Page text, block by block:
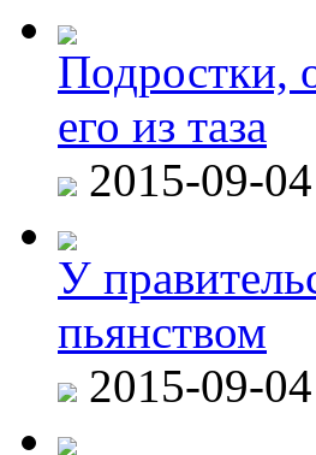
Подростки,
его из таза
2015-09-
У
пьянством
2015-09-